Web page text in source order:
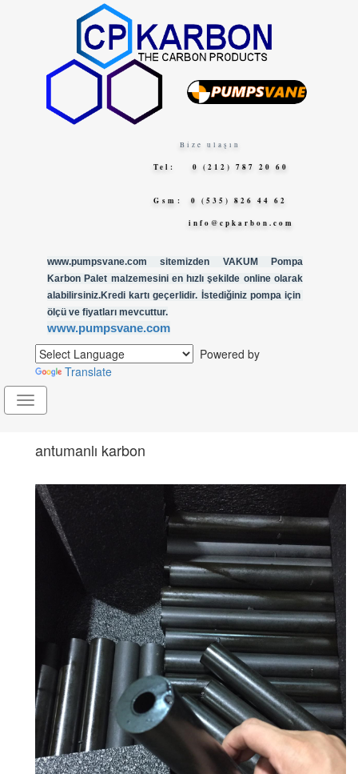
Toggle
navigation
Powered by
Translate
Bize ulaşın
Tel: 0 (212) 787 20 60
Gsm : 0 (535) 826 44 62
info@cpkarbon.com
www.pumpsvane.com sitemizden VAKUM Pompa
Karbon Palet malzemesini en hızlı şekilde online olarak
alabilirsiniz.Kredi kartı geçerlidir. İstediğiniz pompa için
ölçü ve fiyatları mevcuttur.
www.pumpsvane.com
antumanlı karbon